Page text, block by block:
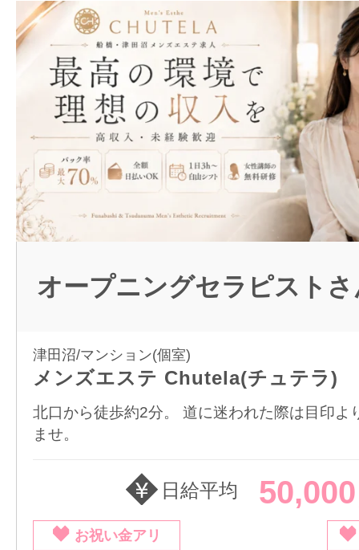
オープニングセラピストさ
津田沼/マンション(個室)
メンズエステ Chutela(チュテラ)
北口から徒歩約2分。 道に迷われた際は目印よ
ませ。
日給平均
お祝い金アリ